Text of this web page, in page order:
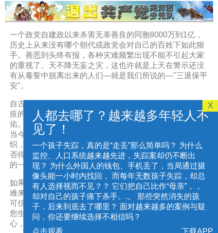
混淆是非（如党即国家、服从即爱国）
转移矛盾（用民族主义或经济成就转移对制度的质疑）
洗脑控制（用重复灌输塑造统一思维）
二、主要洗脑方式与现实案例分析
1.洗脑方式：教育洗脑
具体手段：小学起灌输“红色思想”，历史课删减重大史实；唱
红歌、写感恩党作文
现实结果：青少年成为“政治顺民”，对历史缺乏真实认知，如
不知六四、不懂民主
⸻
2.洗脑方式：媒体控制
具体手段：所有电视、报纸、网络由宣传部统一口径；新闻
联播“歌功颂德”
现实结果：民众信息来源单一，容易被误导，对世界与中国
现实严重脱节
⸻
3.洗脑方式：网络审查
他们真正颠覆的是中华民族赖以为生的文化基础和道德根基
他们掏空国家，绑架民族，剥削人民，腐蚀文化，中共不是
中国，中共是西来幽灵，它们才是真正的——反华势力！
人权的行为，造成无数生命和家庭破碎。
富，通过权贵资本主义积累资产，同时对外宣称"为人民服
务"，营造虚假清廉形象。
内部等级森严："上级永远正确""绝对服从"，组织结构近似
金字塔式邪教体制，党员和群众层层接受指令，个人无法
自由思考与决策。
灭绝个体意志：
强调集体主义压倒个人价值，"组织决定一
切"，个人被要求"牺牲小我，成全大我"。
抵制批评，排斥异己：
华势力"，将政党和国家捆绑一起通过扣帽子与舆论围剿，
清除内部异见，压制社会多元表达。
得到神的救度的见证。当你面对神佛声明退出"中共的党团
队"时，也就是神佛抹去你的兽印之时，也是其生命的新生
之时。
《圣经启示录》预言"最后的审判"到来时，将淘汰所有印上
兽记的人。那么曾经加入过党团队的人要避过这场灾难，唯
一的办法就是退出中共的这些组织，抹去兽记！
3.为什么说退党是关系每个人的生死存亡的大事？
答：中国大陆几乎人人都是党员、团员或少先队员。当"天
要灭中共"时，这些人怎么办？那么神就要给人一个选择的
机会。是抛弃邪恶、选择光明，还是做邪党的替罪羊、随着
邪党下地狱，这难道不是关系每个人的生死存亡的大事吗？
4.为何说共产党是邪教？
答：
共产党实质上是打着科学的旗号反科学。科学要求实事
求是，可中共的历史就是一部"假大空"和"假恶斗"的历史。
...
答：法轮功不是宗教，没有庙宇或入门仪式，但在很多地方
只能作为宗教注册。有其他宗教信仰的人可以学习法轮功，
随着了解加深自行调整信仰关系。
6. 法轮功与佛教的相似与不同？
答：如果简单的说，两者都讲慈悲、超越生老病死。不同
处：佛教有戒律，法轮功以“真、善、忍”为指导。现代佛教
注重宗教形式，法轮功讲松散管理，修炼直指人心。法轮功
性命双修，既有法理指导，又有五套功法，揭示了更多佛教
没有讲出的宇宙真理，能把人带到很高层次。
7. 法轮功与道教有何关联？
答：古代道家强调独修，而法轮功则更普世化。道教注重炼
丹、延寿，法轮功不追求此目标。道教有宗庙体系，法轮功
没有。法轮功包含了佛、道思想，简明直接，更加精深广
博。
8. 法轮功与中国民间信仰有关吗？
答：有文化渊源存在，但不等同民间信仰。与中国佛、道思
想相通，但更为透彻。没有神像祭拜或民俗仪式。法轮功更
强调向内修炼心性与提高个人的道德。
9. 法轮功是否是一个秘密组织？
和行政法规，更没有破坏哪部法律法规的实施。
法律必须是明确的、具体的，从来就没有什么抽象的法律；
同样，破坏国家法律、行政法规的实施，也必须是明确的。
目前，全国现行有效的法律（人大层面的立法）约三百部、
国务院制定的行政法规约六百部，没有任何一个条文对法轮
功進行定义、指控信仰和传播法轮功真相违法。认定法轮功
学员“破坏法律实施”，必须明确指出上述法律、行政法规中
的哪部法律、法规的实施被破坏了？破坏了哪一条、哪一
律是执行不了了，还是名存实亡或者作废了）？ 所有法轮
功学员的冤判案件中均无相关证据证明。
实际上，作为一个普通公民或一个社会群体，根本就没有能
力也没有条件去破坏国家法律法规的实施。只有手握公权力
的官员、特别是握有最高权力的人才有能力和有条件实施这
种犯罪，如以权代法，以人治代替法治，或者利用权力插手
或干涉司法活动，破坏司法的独立性、公正性（如“610”人
员操控公检法迫害法轮功学员），这才是破坏了国家法律法
规的实施，这才是真正的犯罪。
多少年来，公检法机关（法律实施的机关）利用法律形式对
法轮功学员的迫害就是破坏法律实施的最典型的案例，这种
一个政党自建政以来杀害无辜善良的同胞8000万到1亿，
历史上从来没有哪个朝代或政党会对自己的百姓下如此狠
手。善恶到头终有报，各种灾难频繁出现不能不引起大家
的重视了。天不降无妄之灾，这也许就是上天在警示还没
有从毒誓中脱离出来的人们—就是我们所说的—"三退保平
安"。
自古以来，社会礼崩乐坏，道德伦丧之际，往往伴随着瘟
疫的流行。只有从内心回归道德与善良，才能获得神佛护
佑。
当今很多中国人的亲身经历验证了：只要退出中共相关组
织，就能逢凶化吉。平安走过劫难是人们的共同心愿，能
否得到上天护佑而免于瘟疫和各种灾难，就在您那边关键
的一念。
如果今天您不相信善恶有报，不相信三退能保平安，当灾
难来时您想选择三退但是已经没有选择的机会了，所以宁
可信其有 不可信其无，三退不是去组织或单位退，不会对
您生活或工作带来任何麻烦，真名化名都可以，神佛看人
心，机不可失失不再来。
人都去哪了？越来越多年轻人不
见了！
一个孩子失踪，真的是“走丢”那么简单吗？ 为什么
监控、人口系统越来越先进，失踪案却仍不断出
现？ 为什么外国人的钱包、手机丢了，当局通过摄
像头能一小时内找回， 而每年无数孩子失踪，却总
有人选择视而不见？？ 它们把自己比作“母亲”，，
却对自己的孩子痛下杀手。.。 那些突然消失的孩
子，后来到底去了哪里？ 面对越来越多的案例与疑
问，你还要继续选择不相信吗？
下载APP
X
点击观看